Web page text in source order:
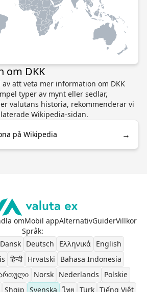
om DKK
att veta mer information om DKK
typer av mynt eller sedlar,
valutans historia, rekommenderar vi
Wikipedia-sidan.
på Wikipedia →
omMobil appAlternativGuiderVillkor
Språk:
Dansk Deutsch Ελληνικά
English
हिन्दी Hrvatski
Bahasa Indonesia
Norsk Nederlands
Polskie
Shqip Svenska ไทย Türk Tiếng Việt